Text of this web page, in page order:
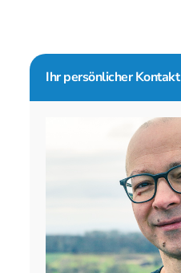
Seitenspalte
Ihr persönlicher Kontakt